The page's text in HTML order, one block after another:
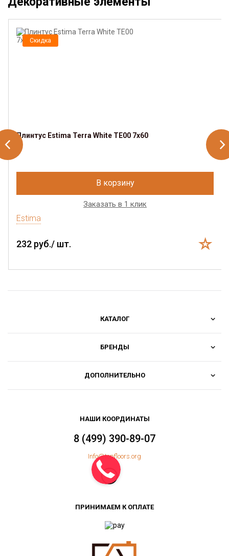
Скидка
Плинтус Estima Terra White TE00 7x60
В корзину
Заказать в 1 клик
Estima
232 руб./ шт.
КАТАЛОГ
БРЕНДЫ
ДОПОЛНИТЕЛЬНО
НАШИ КООРДИНАТЫ
8 (499) 390-89-07
Info@topfloors.org
ПРИНИМАЕМ К ОПЛАТЕ